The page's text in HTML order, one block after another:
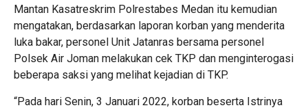
Mantan Kasatreskrim Polrestabes Medan itu kemudian
mengatakan, berdasarkan laporan korban yang menderita
luka bakar, personel Unit Jatanras bersama personel
Polsek Air Joman melakukan cek TKP dan menginterogasi
beberapa saksi yang melihat kejadian di TKP.
“Pada hari Senin, 3 Januari 2022, korban beserta Istrinya